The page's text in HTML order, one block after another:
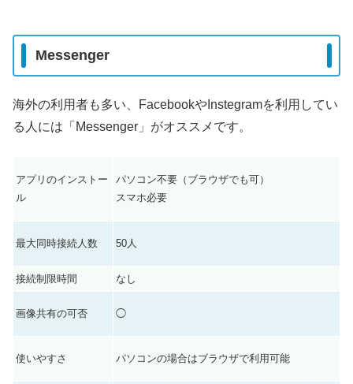
Messenger
海外の利用者も多い、FacebookやInstegramを利用してい
る人には「Messenger」がオススメです。
アプリのインストー
ル
パソコン不要（ブラウザでも可）
スマホ必要
最大同時接続人数 50人
接続制限時間 なし
画像共有の可否 ◯
使いやすさ パソコンの場合はブラウザで利用可能